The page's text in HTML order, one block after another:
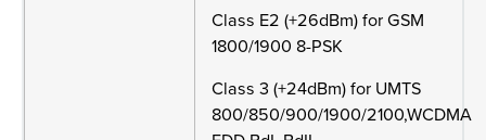
Class E2 (+26dBm) for GSM
1800/1900 8-PSK
Class 3 (+24dBm) for UMTS
800/850/900/1900/2100,WCDMA